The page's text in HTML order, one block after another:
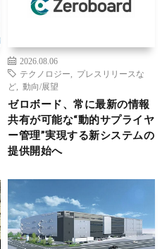
2026.08.06
テクノロジー
プレスリリースな
ど
動向/展望
ゼロボード、常に最新の情報
共有が可能な“動的サプライヤ
ー管理”実現する新システムの
提供開始へ